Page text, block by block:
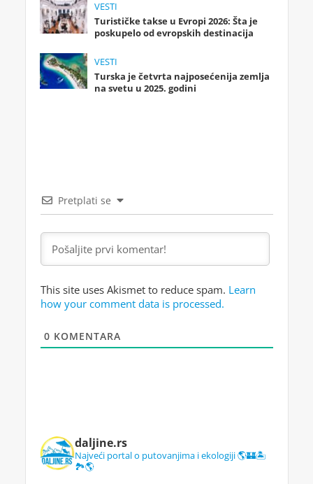
VESTI
Turističke takse u Evropi 2026: Šta je
poskupelo od evropskih destinacija
VESTI
Turska je četvrta najposećenija zemlja
na svetu u 2025. godini
Pretplati se
This site uses Akismet to reduce spam. Learn
how your comment data is processed.
0 KOMENTARA
daljine.rs
Najveći portal o putovanjima i ekologiji 🌎🏰🏝️
🏞️🌎